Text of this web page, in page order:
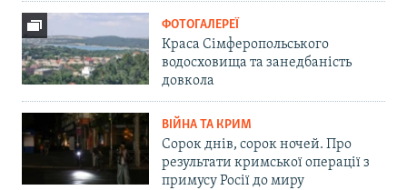
ФОТОГАЛЕРЕЇ
Краса Сімферопольського
водосховища та занедбаність
довкола
ВІЙНА ТА КРИМ
Сорок днів, сорок ночей. Про
результати кримської операції з
примусу Росії до миру